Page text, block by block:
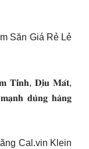
Săn Giá Rẻ Lẻ
𝐓𝐢́𝐧𝐡, 𝐃𝐢̣𝐮 𝐌𝐚́𝐭,
𝐝𝐮̀𝐧𝐠 𝐡𝐚̀𝐧𝐠
Cal.vin Klein